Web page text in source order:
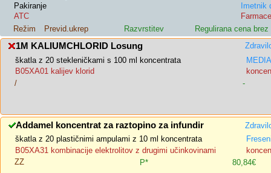
Pakiranje
Imetnik
ATC
Režim
Previd.ukrep Razvrstitev Regulirana cena brez
1M KALIUMCHLORID Losung
škatla z 20 stekleničkami s 100 ml koncentrata
B05XA01 kalijev klorid
/
-
Addamel koncentrat za raztopino za infundir
škatla z 20 plastičnimi ampulami z 10 ml koncentrata
B05XA31 kombinacije elektrolitov z drugimi učinkovinami
ZZ
P* 80,84€